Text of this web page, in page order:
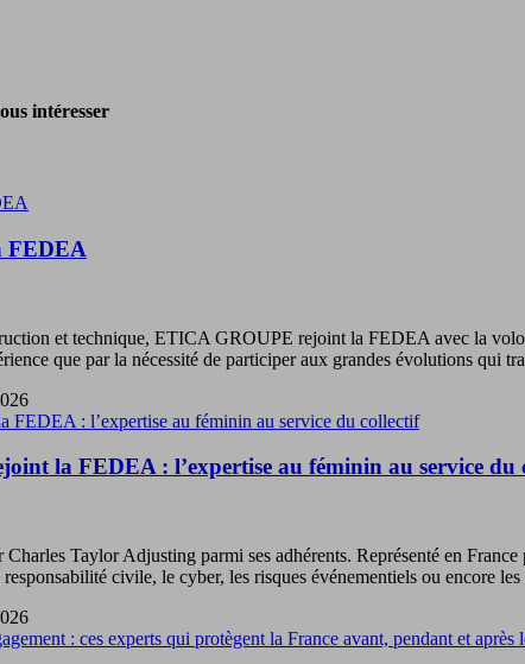
intéresser
FEDEA
et technique, ETICA GROUPE rejoint la FEDEA avec la
que par la nécessité de participer aux grandes évolutions qui
la FEDEA : l’expertise au féminin au service du
Taylor Adjusting parmi ses adhérents. Représenté en
civile, le cyber, les risques événementiels ou encore